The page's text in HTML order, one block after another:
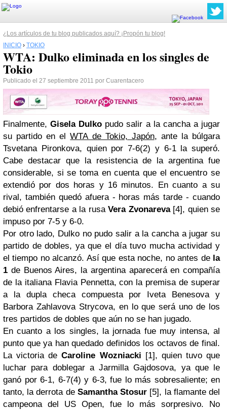
¿Los artículos de tu blog publicados aquí? ¡Propón tu blog!
INICIO › TOKIO
WTA: Dulko eliminada en los singles de
Tokio
Publicado el 27 septiembre 2011 por Cuarentacero
Finalmente,Gisela Dulko pudo salir a la cancha a jugar
su partido en elWTA de Tokio, Japón, ante la búlgara
Tsvetana Pironkova, quien por 7-6(2) y 6-1 la superó.
Cabe destacar que la resistencia de la argentina fue
considerable, si se toma en cuenta que el encuentro se
extendió por dos horas y 16 minutos. En cuanto a su
rival, también quedó afuera - horas más tarde - cuando
debió enfrentarse a la rusaVera Zvonareva[4], quien se
impuso por 7-5 y 6-0.
Por otro lado, Dulko no pudo salir a la cancha a jugar su
partido de dobles, ya que el día tuvo mucha actividad y
el tiempo no alcanzó. Así que esta noche, no antes de la
1 de Buenos Aires, la argentina aparecerá en compañía
de la italiana Flavia Pennetta, con la premisa de superar
a la dupla checa compuesta por Iveta Benesova y
Barbora Zahlavova Strycova, en lo que será uno de los
tres partidos de dobles que aún no se han jugado.
En cuanto a los singles, la jornada fue muy intensa, al
punto que ya han quedado definidos los octavos de final.
La victoria deCaroline Wozniacki [1], quien tuvo que
luchar para doblegar a Jarmilla Gajdosova, ya que le
ganó por 6-1, 6-7(4) y 6-3, fue lo más sobresaliente; en
tanto, la derrota de Samantha Stosur [5], la flamante del
campeona del US Open, fue lo más sorpresivo. No